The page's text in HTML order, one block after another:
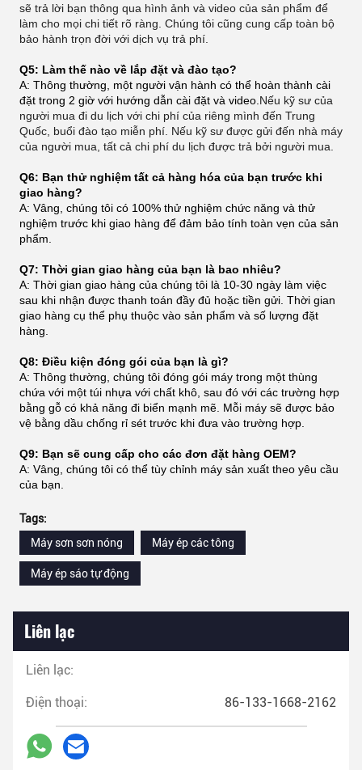
sẽ trả lời bạn thông qua hình ảnh và video của sản phẩm để
làm cho mọi chi tiết rõ ràng. Chúng tôi cũng cung cấp toàn bộ
bảo hành trọn đời với dịch vụ trả phí.
Q5: Làm thế nào về lắp đặt và đào tạo?
A: Thông thường, một người vận hành có thể hoàn thành cài
đặt trong 2 giờ với hướng dẫn cài đặt và video. Nếu kỹ sư của
người mua đi du lịch với chi phí của riêng mình đến Trung
Quốc, buổi đào tạo miễn phí. Nếu kỹ sư được gửi đến nhà máy
của người mua, tất cả chi phí du lịch được trả bởi người mua.
Q6: Bạn thử nghiệm tất cả hàng hóa của bạn trước khi
giao hàng?
A: Vâng, chúng tôi có 100% thử nghiệm chức năng và thử
nghiệm trước khi giao hàng để đảm bảo tính toàn vẹn của sản
phẩm.
Q7: Thời gian giao hàng của bạn là bao nhiêu?
A: Thời gian giao hàng của chúng tôi là 10-30 ngày làm việc
sau khi nhận được thanh toán đầy đủ hoặc tiền gửi. Thời gian
giao hàng cụ thể phụ thuộc vào sản phẩm và số lượng đặt
hàng.
Q8: Điều kiện đóng gói của bạn là gì?
A: Thông thường, chúng tôi đóng gói máy trong một thùng
chứa với một túi nhựa với chất khô, sau đó với các trường hợp
bằng gỗ có khả năng đi biển mạnh mẽ. Mỗi máy sẽ được bảo
vệ bằng dầu chống rỉ sét trước khi đưa vào trường hợp.
Q9: Bạn sẽ cung cấp cho các đơn đặt hàng OEM?
A: Vâng, chúng tôi có thể tùy chỉnh máy sản xuất theo yêu cầu
của bạn.
Tags:
Máy sơn sơn nóng
Máy ép các tông
Máy ép sáo tự động
Liên lạc
Liên lạc:
Điện thoại: 86-133-1668-2162